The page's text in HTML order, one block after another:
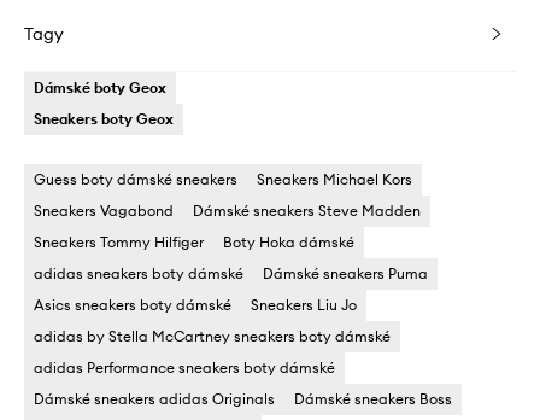
Tagy
Dámské boty Geox
Sneakers boty Geox
Guess boty dámské sneakers
Sneakers Michael Kors
Sneakers Vagabond
Dámské sneakers Steve Madden
Sneakers Tommy Hilfiger
Boty Hoka dámské
adidas sneakers boty dámské
Dámské sneakers Puma
Asics sneakers boty dámské
Sneakers Liu Jo
adidas by Stella McCartney sneakers boty dámské
adidas Performance sneakers boty dámské
Dámské sneakers adidas Originals
Dámské sneakers Boss